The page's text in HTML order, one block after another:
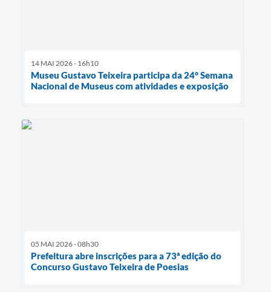
14 MAI 2026 - 16h10
Museu Gustavo Teixeira participa da 24° Semana
Nacional de Museus com atividades e exposição
05 MAI 2026 - 08h30
Prefeitura abre inscrições para a 73ª edição do
Concurso Gustavo Teixeira de Poesias